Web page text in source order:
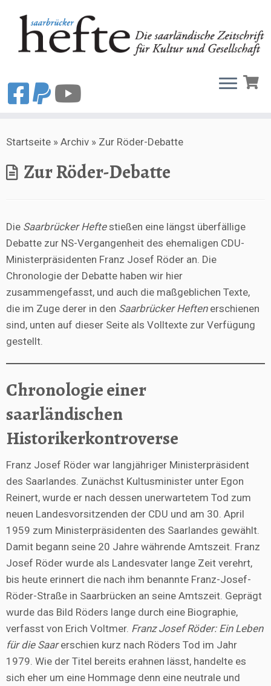
Inhalt
Startseite » Archiv » Zur Röder-Debatte
Zur Röder-Debatte
Die Saarbrücker Heftestießen eine längst überfällige
Debatte zur NS-Vergangenheit des ehemaligen CDU-
Ministerpräsidenten Franz Josef Röder an. Die
Chronologie der Debatte haben wir hier
zusammengefasst, und auch die maßgeblichen Texte,
die im Zuge derer in den Saarbrücker Heften erschienen
sind, unten auf dieser Seite als Volltexte zur Verfügung
gestellt.
Chronologie einer
saarländischen
Historikerkontroverse
Franz Josef Röder war langjähriger Ministerpräsident
des Saarlandes. Zunächst Kultusminister unter Egon
Reinert, wurde er nach dessen unerwartetem Tod zum
neuen Landesvorsitzenden der CDU und am 30. April
1959 zum Ministerpräsidenten des Saarlandes gewählt.
Damit begann seine 20 Jahre währende Amtszeit. Franz
Josef Röder wurde als Landesvater lange Zeit verehrt,
bis heute erinnert die nach ihm benannte Franz-Josef-
Röder-Straße in Saarbrücken an seine Amtszeit. Geprägt
wurde das Bild Röders lange durch eine Biographie,
verfasst von Erich Voltmer. Franz Josef Röder: Ein Leben
für die Saarerschien kurz nach Röders Tod im Jahr
1979. Wie der Titel bereits erahnen lässt, handelte es
sich eher um eine Hommage denn eine neutrale und